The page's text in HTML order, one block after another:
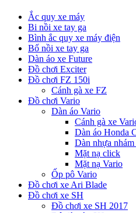
Ắc quy xe máy
Bi nồi xe tay ga
Bình ắc quy xe máy điện
Bố nồi xe tay ga
Dàn áo xe Future
Đồ chơi Exciter
Đồ chơi FZ 150i
Cánh gà xe FZ
Đồ chơi Vario
Dàn áo Vario
Cánh gà xe
Dàn áo Honda
Dàn nhựa
Mặt nạ click
Mặt nạ Vario
Ốp pô Vario
Đồ chơi xe Ari Blade
Đồ chơi xe SH
Đồ chơi xe SH 2017